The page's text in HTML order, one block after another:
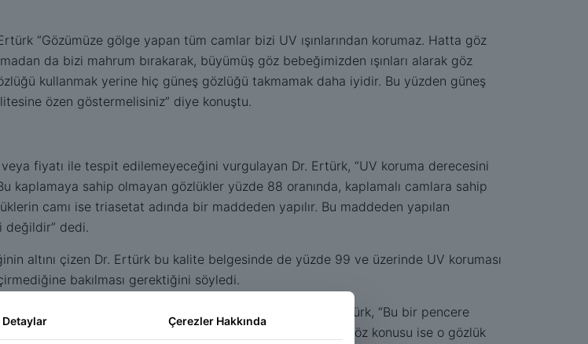
“Gözümüze gölge yapan tüm camlar bizi UV ışınlarından korumaz. Hatta göz
da bizi mahrum bırakarak, büyümüş göz bebeğimizden ışınları alarak göz
kullanmak yerine hiç güneş gözlüğü takmamak daha iyidir. Bu yüzden güneş
özen göstermelisiniz” diye konuştu.
fiyatı ile tespit edilemeyeceğini vurgulayan Dr. Ertürk, “UV koruma derecesini
kaplamaya sahip olmayan gözlükler yüzde 88 oranında, kaplamalı camlara sahip
camı ise triasetat adında bir maddeden yapılır. Bu maddeden yapılan
değildir” dedi.
altını çizen Dr. Ertürk bu kalite belgesinde de yüzde 99 ve üzerinde UV koruması
bakılması gerektiğini söyledi.
dikey bir çizgiye odaklanmak olduğunu belirten Dr. Ertürk, “Bu bir pencere
bu çizgide oynama oluyorsa ya da kırılmalar söz konusu ise o gözlük
Detaylar Çerezler Hakkında